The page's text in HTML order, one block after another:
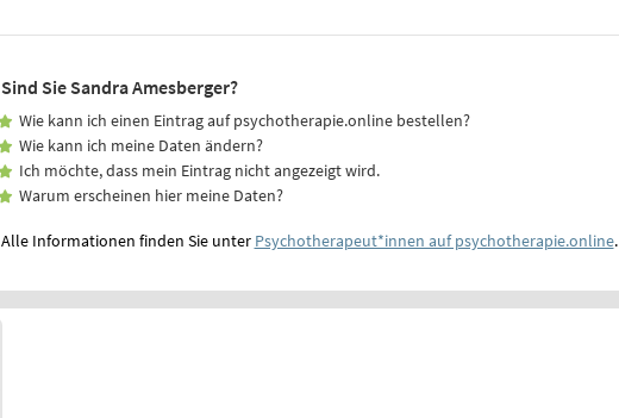
Sind Sie Sandra Amesberger?
Wie kann ich einen Eintrag auf psychotherapie.online bestellen?
Wie kann ich meine Daten ändern?
Ich möchte, dass mein Eintrag nicht angezeigt wird.
Warum erscheinen hier meine Daten?
Alle Informationen finden Sie unter Psychotherapeut*innen auf psychotherapie.online.